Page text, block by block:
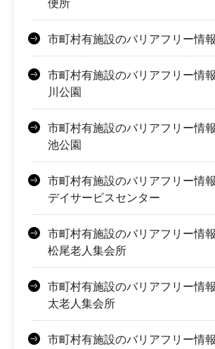
便所
市町村有施設のバリアフリー情
市町村有施設のバリアフリー情
川公園
市町村有施設のバリアフリー情
池公園
市町村有施設のバリアフリー情
デイサービスセンター
市町村有施設のバリアフリー情
松尾老人集会所
市町村有施設のバリアフリー情
太老人集会所
市町村有施設のバリアフリー情